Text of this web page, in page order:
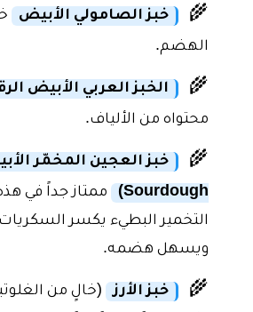
🌾 خبز الصامولي الأبيض
الهضم.
🌾 الخبز العربي الأبيض
محتواه من الألياف.
🌾
Sourdough)
ممتاز جداً في
التخمير البطيء يكسر
ويسهل هضمه.
🌾 خبز الأرز
(خالٍ من